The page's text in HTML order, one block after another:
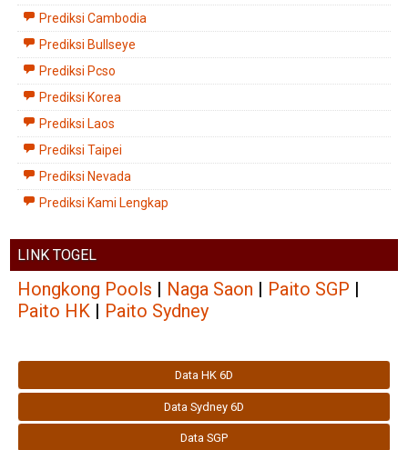
Prediksi Cambodia
Prediksi Bullseye
Prediksi Pcso
Prediksi Korea
Prediksi Laos
Prediksi Taipei
Prediksi Nevada
Prediksi Kami Lengkap
LINK TOGEL
Hongkong Pools | Naga Saon | Paito SGP |
Paito HK | Paito Sydney
Data HK 6D
Data Sydney 6D
Data SGP